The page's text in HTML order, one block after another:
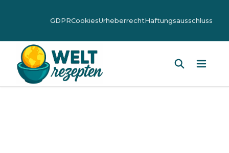
GDPRCookiesUrheberrechtHaftungsausschluss